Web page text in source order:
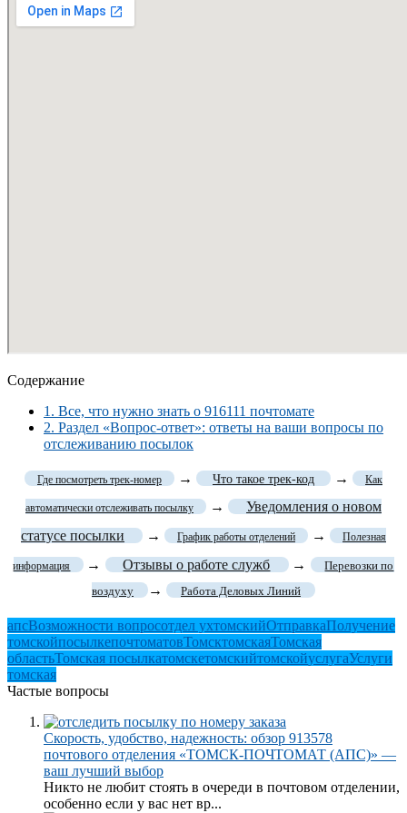
Содержание
1. Все, что нужно знать о 916111 почтомате
2. Раздел «Вопрос-ответ»: ответы на ваши вопросы по
отслеживанию посылок
Где посмотреть трек-номер → Что такое трек-код → Как
автоматически отслеживать посылку →
Уведомления о новом
статусе посылки
→ График работы отделений → Полезная
информация → Отзывы о работе служб →
Перевозки по
воздуху
→ Работа Деловых Линий
апсВозможности вопросотдел ухтомскийОтправкаПолучение
томскойпосылкепочтоматовТомсктомскаяТомская
областьТомская посылкатомскетомскийтомскойуслугаУслуги
томская
Частые вопросы
Скорость, удобство, надежность: обзор 913578
почтового отделения «ТОМСК-ПОЧТОМАТ (АПС)» —
ваш лучший выбор
Никто не любит стоять в очереди в почтовом отделении,
особенно если у вас нет вр...